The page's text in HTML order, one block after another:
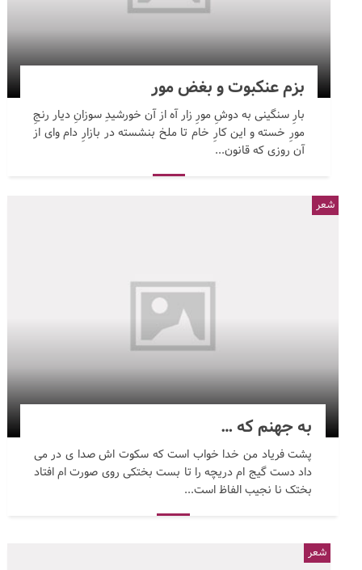
بزم عنکبوت و بغض مور
بارِ سنگینی به دوشِ مورِ زار آه از آن خورشیدِ سوزانِ دیار رنجِ
مورِ خسته و این کارِ خام تا ملخ بنشسته در بازارِ دام وای از
آن روزی که قانون...
به جهنم که …
پشت فریاد من خدا خواب است که سکوت اش صدا ی در می
داد دست گیج ام دریچه را تا بست بختکی روی صورت ام افتاد
بختک نا نجیب الفاظ است...
شعر
شعر